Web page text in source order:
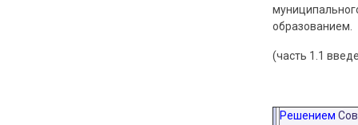
образованием.
(часть 1.1
Решением